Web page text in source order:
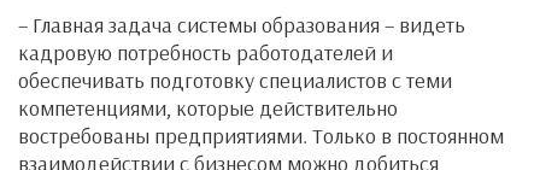
– Главная задача системы образования – видеть
кадровую потребность работодателей и
обеспечивать подготовку специалистов с теми
компетенциями, которые действительно
востребованы предприятиями. Только в постоянном
взаимодействии с бизнесом можно добиться